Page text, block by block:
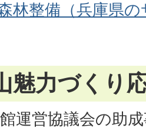
林整備（兵庫県
魅力づくり
運営協議会の助